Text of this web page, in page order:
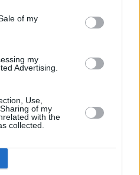
of my
my
Advertising.
Use,
of my
with the
collected.
ακολουθήσει, κρυφτείτε
και επιβραβεύστε τον
την εντολή σας. Ένα
εκπαιδευτικό μάθημα.
να αποφύγουμε